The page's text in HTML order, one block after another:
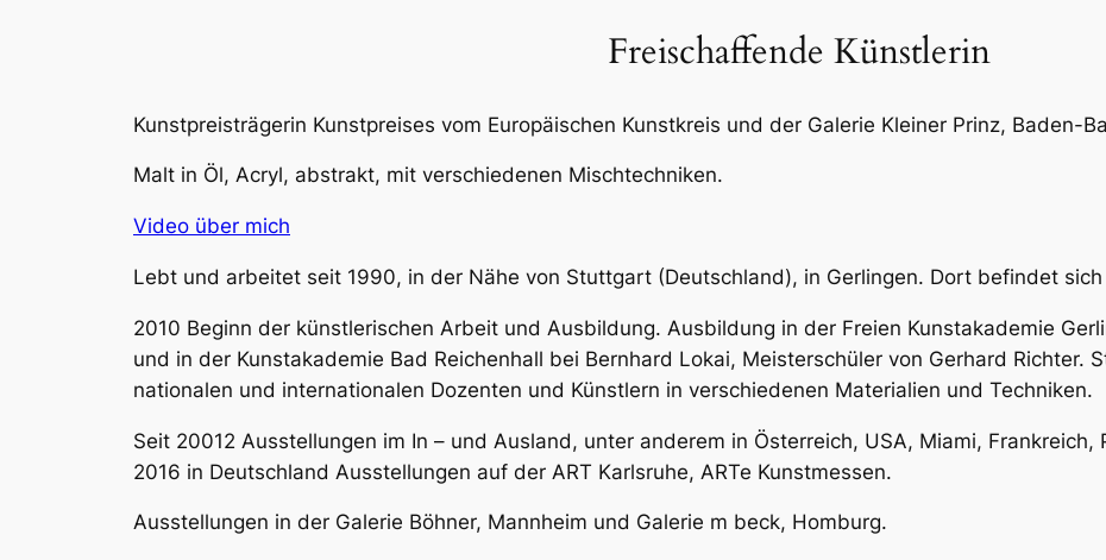
Freischaffende Künstlerin
Kunstpreisträgerin Kunstpreises vom Europäischen Kunstkreis und der Galerie Kleiner Prinz, Baden-
Malt in Öl, Acryl, abstrakt, mit verschiedenen Mischtechniken.
Video über mich
Lebt und arbeitet seit 1990, in der Nähe von Stuttgart (Deutschland), in Gerlingen. Dort befindet
2010 Beginn der künstlerischen Arbeit und Ausbildung. Ausbildung in der Freien Kunstakademie
und in der Kunstakademie Bad Reichenhall bei Bernhard Lokai, Meisterschüler von Gerhard Richter.
nationalen und internationalen Dozenten und Künstlern in verschiedenen Materialien und Techniken.
Seit 20012 Ausstellungen im In – und Ausland, unter anderem in Österreich, USA, Miami,
2016 in Deutschland Ausstellungen auf der ART Karlsruhe, ARTe Kunstmessen.
Ausstellungen in der Galerie Böhner, Mannheim und Galerie m beck, Homburg.